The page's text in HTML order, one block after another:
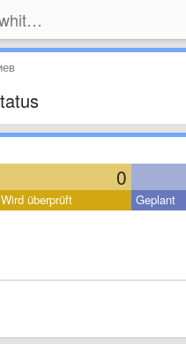
Kindle, Kindle Paperwhite, Kindle Voyage
0
Wird überprüft Geplant